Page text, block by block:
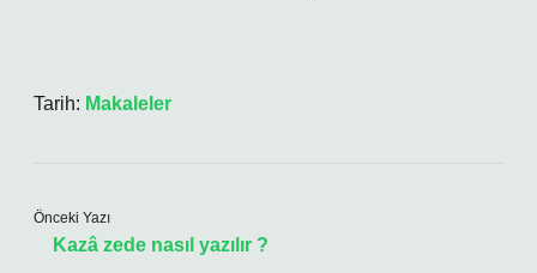
Tarih: Makaleler
Önceki Yazı
Kazâ zede nasıl yazılır ?